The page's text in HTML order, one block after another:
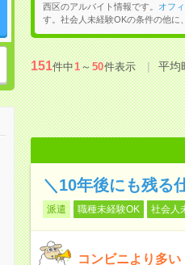
西区のアルバイト情報です。 オフ
す。社会人未経験OKの条件の他に、
151件中1～50件表示 平均
＼10年後にも残る
派遣 職種未経験OK 社会人
コンビニより多